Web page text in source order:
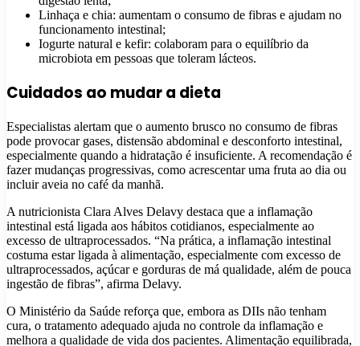
Linhaça e chia: aumentam o consumo de fibras e ajudam no
funcionamento intestinal;
Iogurte natural e kefir: colaboram para o equilíbrio da
microbiota em pessoas que toleram lácteos.
Cuidados ao mudar a dieta
Especialistas alertam que o aumento brusco no consumo de fibras
pode provocar gases, distensão abdominal e desconforto intestinal,
especialmente quando a hidratação é insuficiente. A recomendação é
fazer mudanças progressivas, como acrescentar uma fruta ao dia ou
incluir aveia no café da manhã.
A nutricionista Clara Alves Delavy destaca que a inflamação
intestinal está ligada aos hábitos cotidianos, especialmente ao
excesso de ultraprocessados. “Na prática, a inflamação intestinal
costuma estar ligada à alimentação, especialmente com excesso de
ultraprocessados, açúcar e gorduras de má qualidade, além de pouca
ingestão de fibras”, afirma Delavy.
O Ministério da Saúde reforça que, embora as DIIs não tenham
cura, o tratamento adequado ajuda no controle da inflamação e
melhora a qualidade de vida dos pacientes. Alimentação equilibrada,